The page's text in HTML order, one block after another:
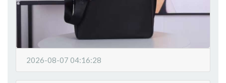
2026-08-07 04:16:28